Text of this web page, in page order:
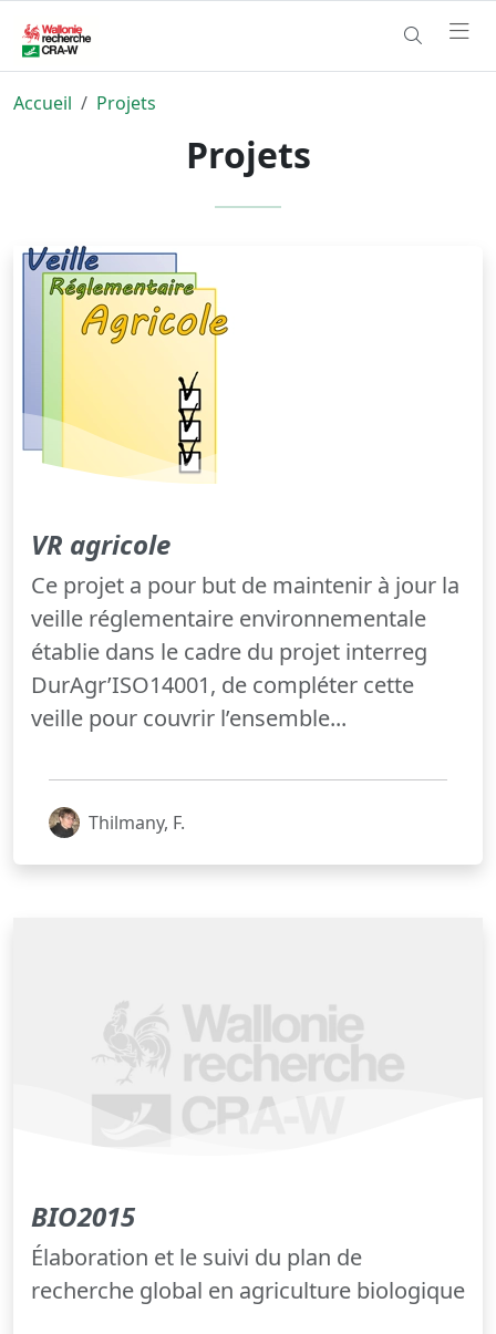
Accueil Projets
Projets
VR agricole
Ce projet a pour but de maintenir à jour la
veille réglementaire environnementale
établie dans le cadre du projet interreg
DurAgr’ISO14001, de compléter cette
veille pour couvrir l’ensemble...
Thilmany, F.
BIO2015
Élaboration et le suivi du plan de
recherche global en agriculture biologique